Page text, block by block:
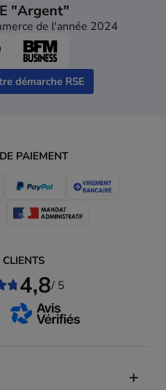
"Argent"
de l'année 2024
démarche RSE
PAIEMENT
4,8/ 5